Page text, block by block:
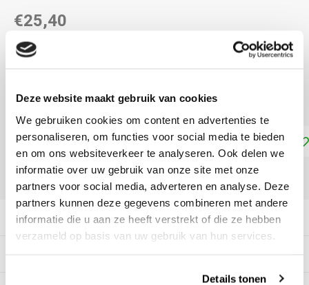
Deze website maakt gebruik van cookies
We gebruiken cookies om content en advertenties te
personaliseren, om functies voor social media te bieden
en om ons websiteverkeer te analyseren. Ook delen we
informatie over uw gebruik van onze site met onze
partners voor social media, adverteren en analyse. Deze
partners kunnen deze gegevens combineren met andere
informatie die u aan ze heeft verstrekt of die ze hebben
verzameld op basis van uw gebruik van hun services.
Details tonen
€25,40
DIRECT LEVERBAAR
Lees meer
Toevoegen aan winkelwagen
Productomschrijving